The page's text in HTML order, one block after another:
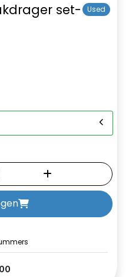
set-
Used